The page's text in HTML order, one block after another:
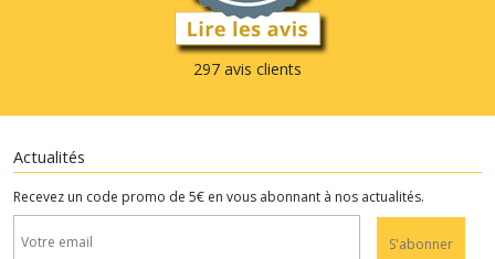
297 avis clients
Actualités
Recevez un code promo de 5€ en vous abonnant à nos actualités.
S'abonner